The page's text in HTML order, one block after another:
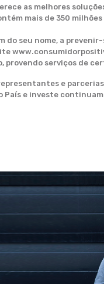
as melhores
mais de 350
do seu nome, a
provendo serviços de
e
País e investe